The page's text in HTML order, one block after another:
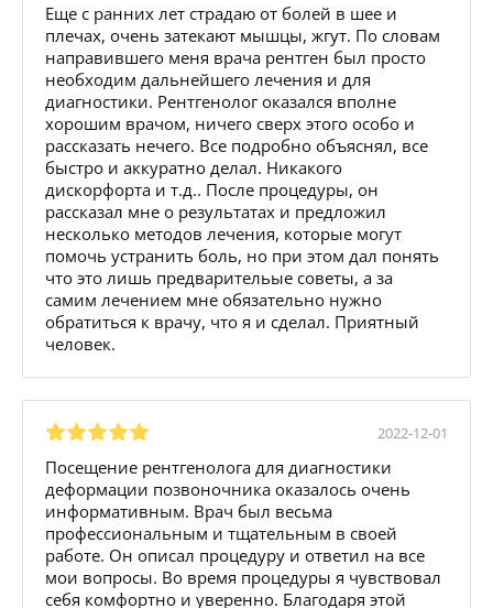
Еще с ранних лет страдаю от болей в шее и
плечах, очень затекают мышцы, жгут. По словам
направившего меня врача рентген был просто
необходим дальнейшего лечения и для
диагностики. Рентгенолог оказался вполне
хорошим врачом, ничего сверх этого особо и
рассказать нечего. Все подробно объяснял, все
быстро и аккуратно делал. Никакого
дискорфорта и т.д.. После процедуры, он
рассказал мне о результатах и предложил
несколько методов лечения, которые могут
помочь устранить боль, но при этом дал понять
что это лишь предварительые советы, а за
самим лечением мне обязательно нужно
обратиться к врачу, что я и сделал. Приятный
человек.
2022-12-01
Посещение рентгенолога для диагностики
деформации позвоночника оказалось очень
информативным. Врач был весьма
профессиональным и тщательным в своей
работе. Он описал процедуру и ответил на все
мои вопросы. Во время процедуры я чувствовал
себя комфортно и уверенно. Благодаря этой